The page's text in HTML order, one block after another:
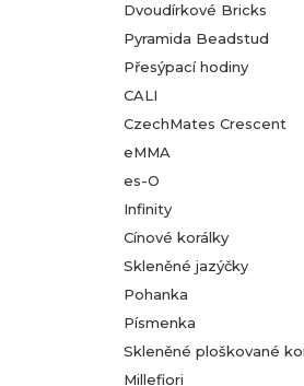
Dvoudírkové Bricks
Pyramida Beadstud
Přesýpací hodiny
CALI
CzechMates Crescent
eMMA
es-O
Infinity
Cínové korálky
Skleněné jazýčky
Pohanka
Písmenka
Skleněné ploškované
Millefiori